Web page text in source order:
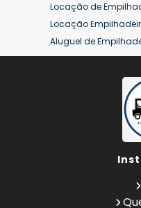
Locação de
Locação
Aluguel de
Aluguel de
Aluguel de
Aluguel de
Aluguel de
Aluguel de
Aluguel de
Aluguel de
Aluguel de
Conserto de